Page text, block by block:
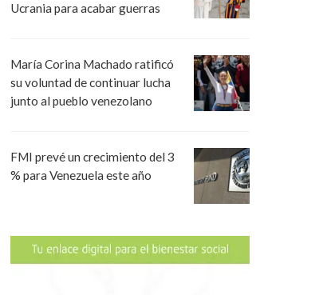
Ucrania para acabar guerras
María Corina Machado ratificó
su voluntad de continuar lucha
junto al pueblo venezolano
FMI prevé un crecimiento del 3
% para Venezuela este año